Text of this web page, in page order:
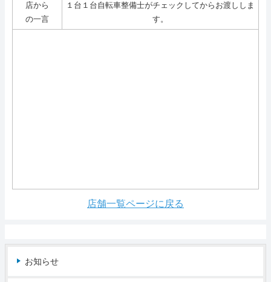
店から
の一言
１台１台自転車整備士がチェックしてからお渡ししま
す。
店舗一覧ページに戻る
お知らせ